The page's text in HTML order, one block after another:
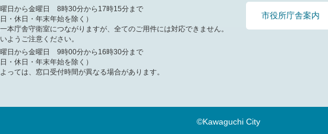
曜日から金曜日 8時30分から17時15分まで
日・休日・年末年始を除く）
本庁舎守衛室につながりますが、全てのご用件には対応できません。
ようご注意ください。
曜日から金曜日 9時00分から16時30分まで
日・休日・年末年始を除く）
っては、窓口受付時間が異なる場合があります。
市役所庁舎案内
©Kawaguchi City